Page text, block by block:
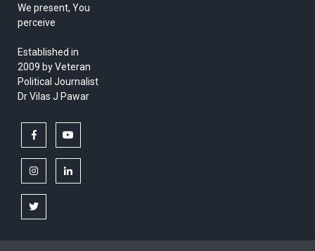
We present, You
perceive
Established in
2009 by Veteran
Political Journalist
Dr Vilas J Pawar
facebook
instagramlinkedin
twitter